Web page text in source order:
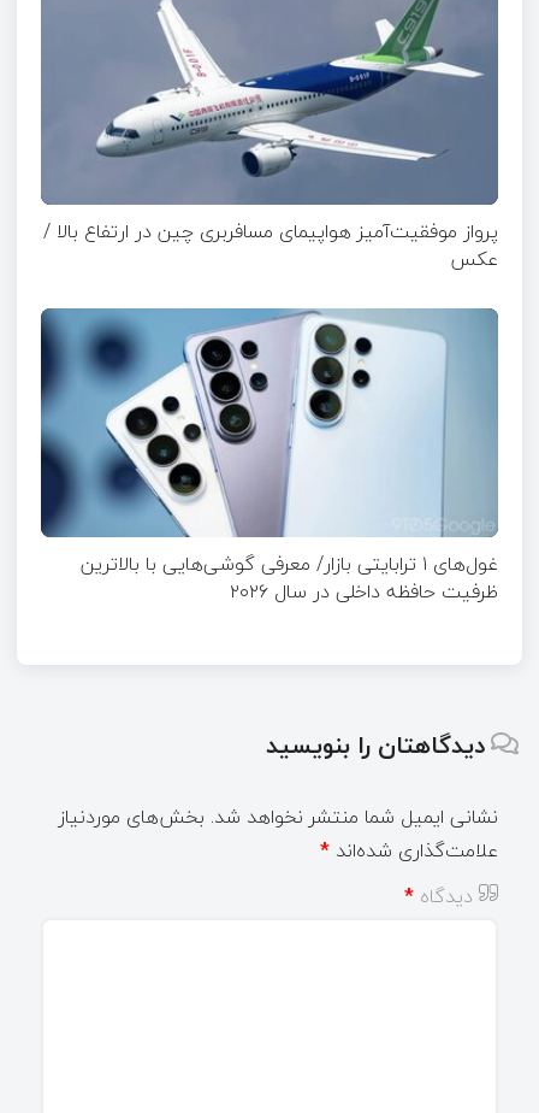
پرواز موفقیت‌آمیز هواپیمای مسافربری چین در ارتفاع بالا /
عکس
غول‌های ۱ ترابایتی بازار/ معرفی گوشی‌هایی با بالاترین
ظرفیت حافظه داخلی در سال ۲۰۲۶
دیدگاهتان را بنویسید
نشانی ایمیل شما منتشر نخواهد شد. بخش‌های موردنیاز
علامت‌گذاری شده‌اند *
دیدگاه *